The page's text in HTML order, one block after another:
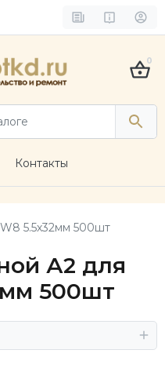
0
Контакты
5.5х32мм 500шт
А2 для
500шт